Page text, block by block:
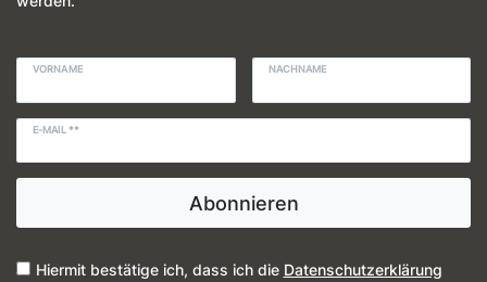
VORNAME NACHNAME
E-MAIL **
Abonnieren
Hiermit bestätige ich, dass ich die Daten­schutz­erklärung